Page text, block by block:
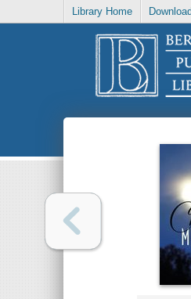
Library Home